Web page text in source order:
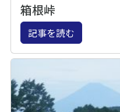
箱根峠
記事を読む